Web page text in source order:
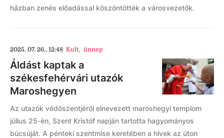
házban zenés előadással köszöntötték a városvezetők.
2025. 07. 26., 12:48 Kult, ünnep
Áldást kaptak a
székesfehérvári utazók
Maroshegyen
Az utazók védőszentjéről elnevezett maroshegyi templom
július 25-én, Szent Kristóf napján tartotta hagyományos
búcsúját. A pénteki szentmise keretében a hívek az úton